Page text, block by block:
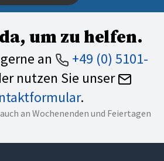
um zu helfen.
an
+49 (0) 5101-
nutzen Sie unser
.
an Wochenenden und Feiertagen